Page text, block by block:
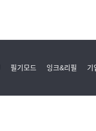
필기모드 잉크&리필 기